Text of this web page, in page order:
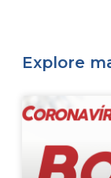
Explore